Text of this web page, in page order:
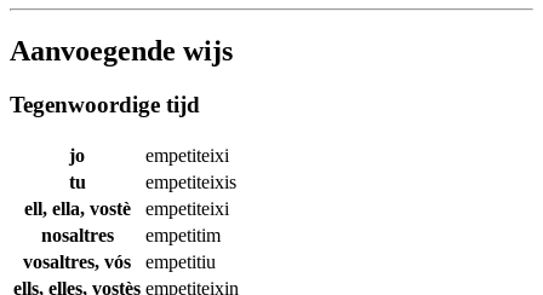
Aanvoegende wijs
Tegenwoordige tijd
jo
empetiteixi
tu
empetiteixis
ell, ella, vostè
empetiteixi
nosaltres
empetitim
vosaltres, vós
empetitiu
ells, elles, vostès empetiteixin